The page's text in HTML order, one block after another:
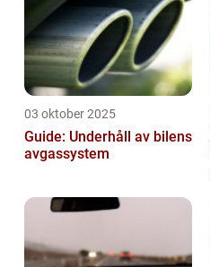
03 oktober 2025
Guide: Underhåll av bilens
avgassystem